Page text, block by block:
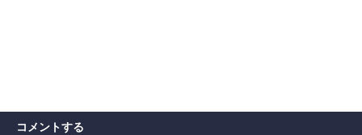
コメントする